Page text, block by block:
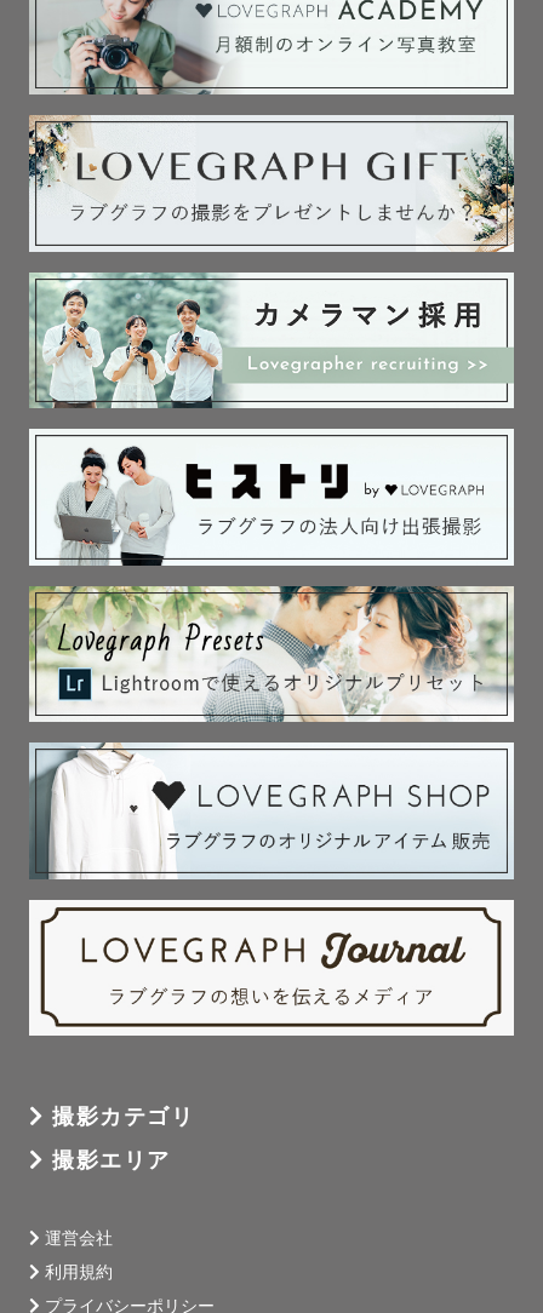
撮影カテゴリ
撮影エリア
運営会社
利用規約
プライバシーポリシー